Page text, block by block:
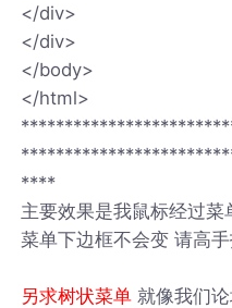
</div>
</div>
</body>
</html>
****
主要效果是我鼠标经过
菜单下边框不会变 请高
另求树状菜单 就像我们